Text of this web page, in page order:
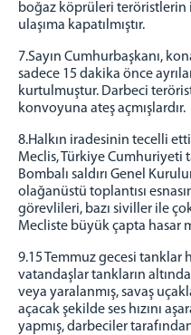
boğaz köprüleri
ulaşıma kapatılmıştır.
7.Sayın Cumhurbaşkanı,
sadece 15 dakika önce
kurtulmuştur. Darbeci
konvoyuna ateş açmışlardır.
8.Halkın iradesinin tecelli
Meclis, Türkiye Cumhuriyeti
Bombalı saldırı Genel
olağanüstü toplantısı
görevlileri, bazı siviller ile
Mecliste büyük çapta hasar
9.15 Temmuz gecesi tanklar
vatandaşlar tankların
veya yaralanmış, savaş
açacak şekilde ses hızını
yapmış, darbeciler